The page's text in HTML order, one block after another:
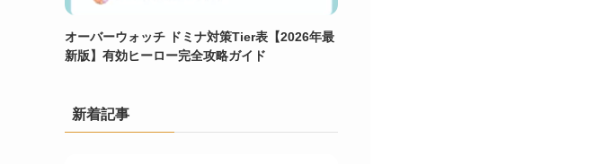
オーバーウォッチ ドミナ対策Tier表【2026年最
新版】有効ヒーロー完全攻略ガイド
新着記事